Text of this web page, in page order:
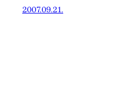
2007.09.21.